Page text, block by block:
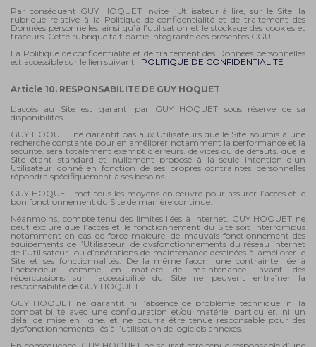
Par conséquent GUY HOQUET invite l’Utilisateur à lire, sur le Site, la
rubrique relative à la Politique de confidentialité et de traitement des
Données personnelles ainsi qu’à l’utilisation et le stockage des cookies et
traceurs. Cette rubrique fait partie intégrante des présentes CGU.
La Politique de confidentialité et de traitement des Données personnelles
est accessible sur le lien suivant : POLITIQUE DE CONFIDENTIALITE
Article 10. RESPONSABILITE DE GUY HOQUET
L’accès au Site est garanti par GUY HOQUET sous réserve de sa
disponibilités.
GUY HOQUET ne garantit pas aux Utilisateurs que le Site, soumis à une
recherche constante pour en améliorer notamment la performance et la
sécurité, sera totalement exempt d’erreurs, de vices ou de défauts, que le
Site étant standard et nullement proposé à la seule intention d’un
Utilisateur donné en fonction de ses propres contraintes personnelles
répondra spécifiquement à ses besoins.
GUY HOQUET met tous les moyens en œuvre pour assurer l’accès et le
bon fonctionnement du Site de manière continue.
Néanmoins, compte tenu des limites liées à Internet, GUY HOQUET ne
peut exclure que l’accès et le fonctionnement du Site soit interrompus
notamment en cas de force majeure, de mauvais fonctionnement des
équipements de l’Utilisateur, de dysfonctionnements du réseau internet
de l’Utilisateur, ou d’opérations de maintenance destinées à améliorer le
Site et ses fonctionnalités. De la même façon, une contrainte liée à
l’hébergeur, comme en matière de maintenance, ayant des
répercussions sur l’accessibilité du Site ne peuvent entraîner la
responsabilité de GUY HOQUET.
GUY HOQUET ne garantit ni l’absence de problème technique, ni la
compatibilité avec une configuration et/ou matériel particulier, ni un
délai de mise en ligne, et ne pourra être tenue responsable pour des
dysfonctionnements liés à l’utilisation de logiciels annexes.